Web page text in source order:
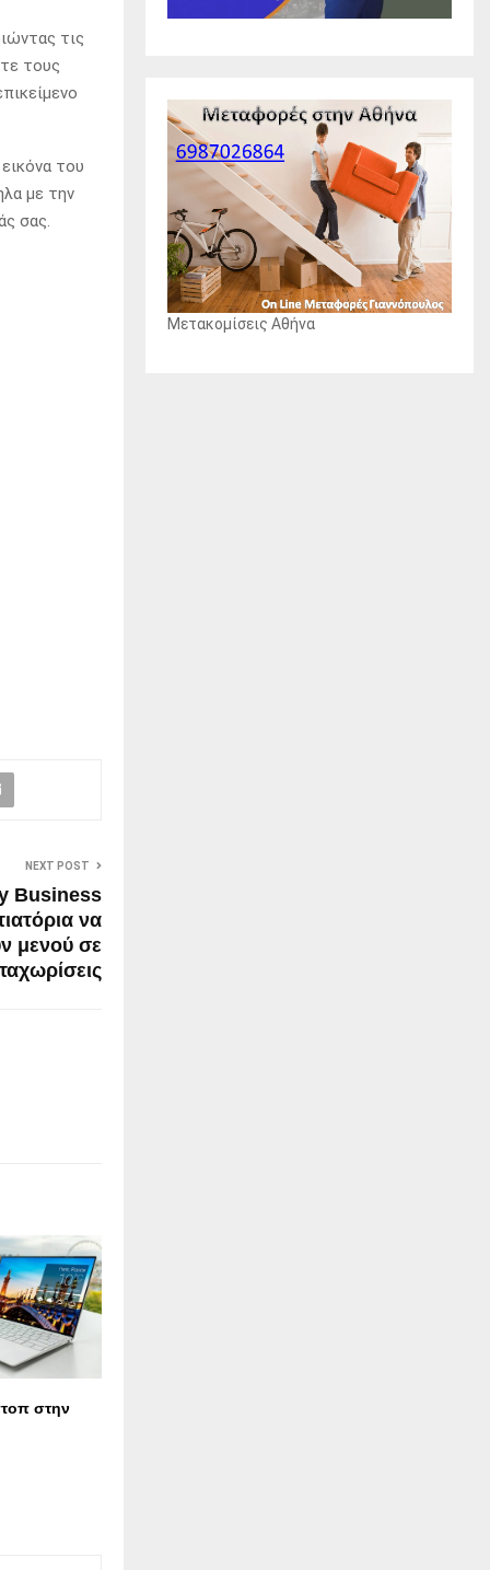
τις
τους
του
με την
σας.
NEXT POST
Business
να
μενού σε
στην
Μετακομίσεις Αθήνα